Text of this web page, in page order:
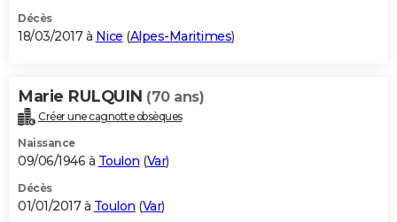
Décès
18/03/2017 à Nice (Alpes-Maritimes)
Marie RULQUIN (70 ans)
Créer une cagnotte obsèques
Naissance
09/06/1946 à Toulon (Var)
Décès
01/01/2017 à Toulon (Var)